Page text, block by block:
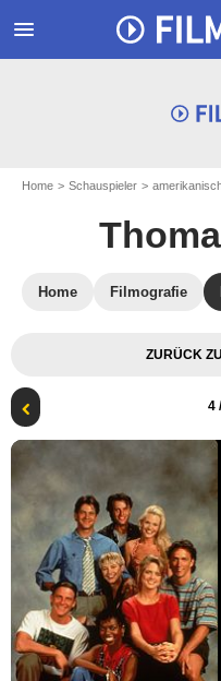
menu
Home Schauspieler
Home Filmografie
ZURÜCK
4